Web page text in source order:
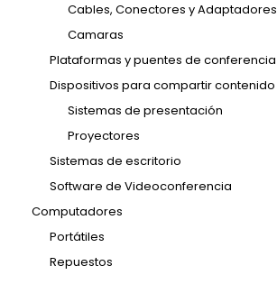
Cables, Conectores y Adaptadores
Camaras
Plataformas y puentes de conferencia
Dispositivos para compartir contenido
Sistemas de presentación
Proyectores
Sistemas de escritorio
Software de Videoconferencia
Computadores
Portátiles
Repuestos